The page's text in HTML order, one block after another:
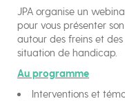
JPA organise un
pour vous présenter
autour des freins et des
situation de handicap.
Au programme
Interventions et